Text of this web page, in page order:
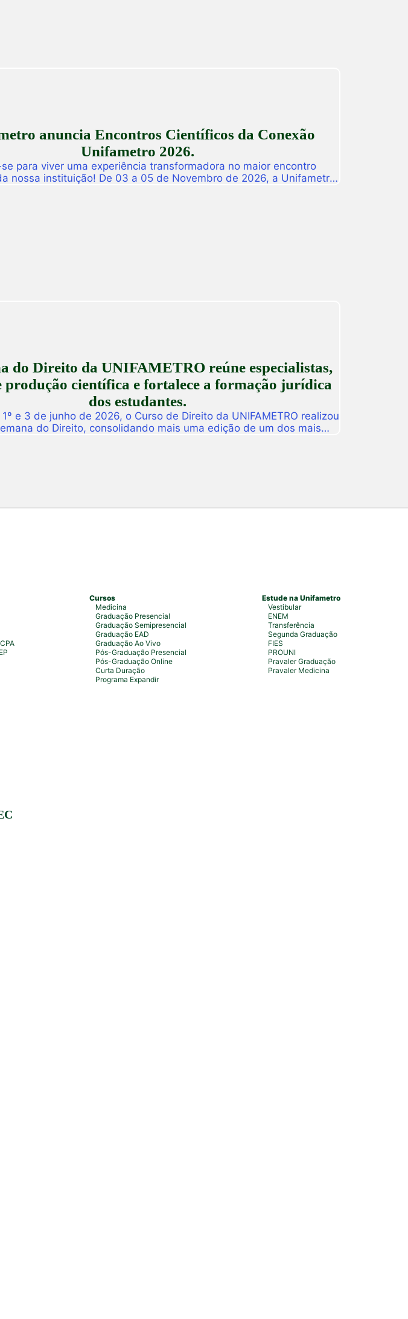
anuncia Encontros Científicos da Conexão
Unifametro 2026.
para viver uma experiência transformadora no maior encontro
nossa instituição! De 03 a 05 de Novembro de 2026, a Unifametro
do Direito da UNIFAMETRO reúne especialistas,
produção científica e fortalece a formação jurídica
dos estudantes.
e 3 de junho de 2026, o Curso de Direito da UNIFAMETRO realizou
do Direito, consolidando mais uma edição de um dos mais
Cursos
Medicina
Graduação Presencial
Graduação Semipresencial
Graduação EAD
Graduação Ao Vivo
Pós-Graduação Presencial
Pós-Graduação Online
Curta Duração
Programa Expandir
Estude na Unifametro
Vestibular
ENEM
Transferência
Segunda Graduação
FIES
PROUNI
Pravaler Graduação
Pravaler Medicina